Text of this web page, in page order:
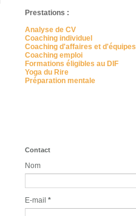
Prestations :
Analyse de CV
Coaching individuel
Coaching d'affaires et d'équipes
Coaching emploi
Formations éligibles au DIF
Yoga du Rire
Préparation mentale
Contact
Nom
E-mail *